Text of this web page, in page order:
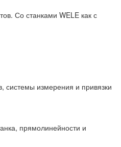
Со станками WELE как с
системы измерения и привязки
прямолинейности и